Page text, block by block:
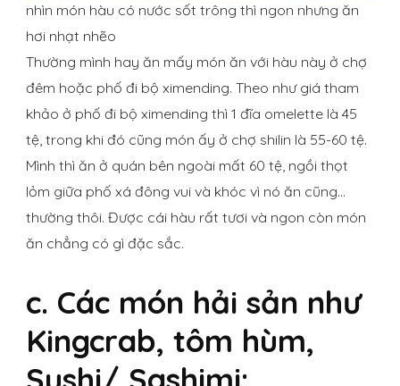
nhìn món hàu có nước sốt trông thì ngon nhưng ăn
hơi nhạt nhẽo
Thường mình hay ăn mấy món ăn với hàu này ở chợ
đêm hoặc phố đi bộ ximending. Theo như giá tham
khảo ở phố đi bộ ximending thì 1 đĩa omelette là 45
tệ, trong khi đó cũng món ấy ở chợ shilin là 55-60 tệ.
Mình thì ăn ở quán bên ngoài mất 60 tệ, ngồi thọt
lỏm giữa phố xá đông vui và khóc vì nó ăn cũng…
thường thôi. Được cái hàu rất tươi và ngon còn món
ăn chẳng có gì đặc sắc.
c. Các món hải sản như
Kingcrab, tôm hùm,